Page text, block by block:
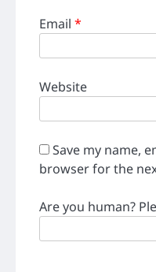
Email *
Website
Save my name,
browser for the
Are you human?